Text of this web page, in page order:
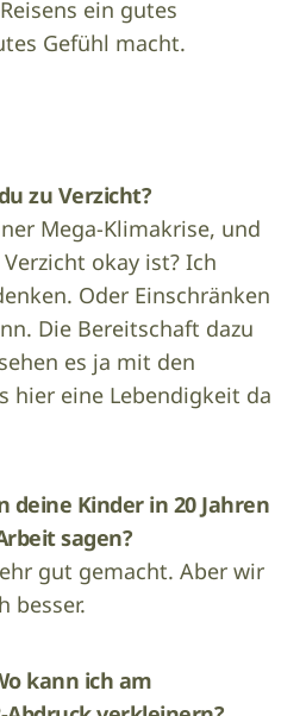
ein gutes
Gefühl macht.
zu Verzicht?
Mega-Klimakrise, und
okay ist? Ich
Oder Einschränken
Die Bereitschaft dazu
es ja mit den
hier eine Lebendigkeit da
deine Kinder in 20 Jahren
sagen?
gut gemacht. Aber wir
besser.
kann ich am